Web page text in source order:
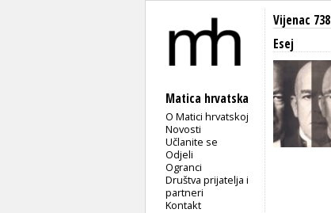
Matica hrvatska
O Matici hrvatskoj
Novosti
Učlanite se
Odjeli
Ogranci
Društva prijatelja i
partneri
Kontakt
Vijenac 738
Esej